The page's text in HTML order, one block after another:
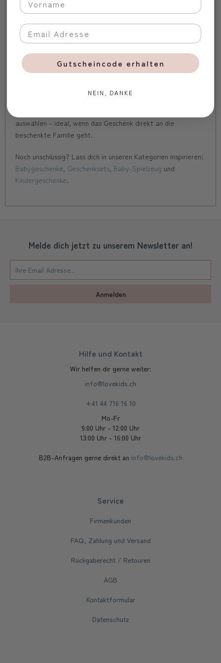
Sind die Materialien babyfreundlich?
Ja. Wir achten auf hohe Qualität und Hautverträglichkeit.
Viele Textilien sindOEKO-TEX®zertifiziert und damit
besonders sanft zur zarten Babyhaut.
Auf Wunsch senden wir dein Präsent in einer hübschen
auswählen – ideal, wenn das Geschenk direkt an die
beschenkte Familie geht.
Noch unschlüssig? Lass dich in unseren Kategorien inspirieren:
Babygeschenke, Geschenksets, Baby-Spielzeug und
Kindergeschenke.
Melde dich jetzt zu unserem Newsletter an!
Anmelden
Hilfe und Kontakt
Wir helfen dir gerne weiter:
info@lovekids.ch
+41 44 716 16 10
Mo-Fr
9:00 Uhr - 12:00 Uhr
13:00 Uhr - 16:00 Uhr
B2B-Anfragen gerne direkt an info@lovekids.ch
Service
Firmenkunden
FAQ, Zahlung und Versand
Rückgaberecht / Retouren
AGB
Kontaktformular
Datenschutz
Gutscheincode erhalten
NEIN, DANKE